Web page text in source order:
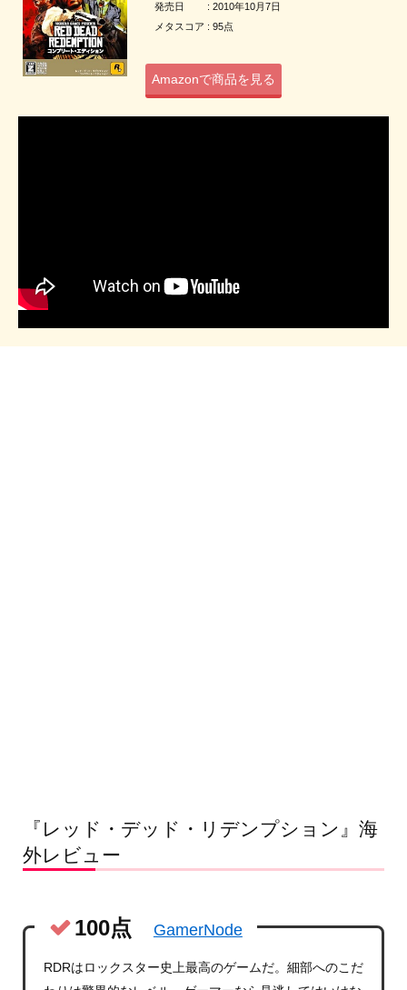
発売日 : 2010年10月7日
メタスコア : 95点
Amazonで商品を見る
『レッド・デッド・リデンプション』海
外レビュー
100点 GamerNode
RDRはロックスター史上最高のゲームだ。細部へのこだ